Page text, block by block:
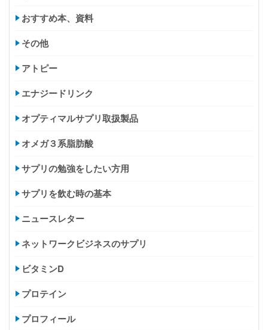
おすすめ本、資料
その他
アトピー
エナジードリンク
オプティマルサプリ取扱製品
オメガ３系脂肪酸
サプリの勉強をしたい方用
サプリを飲む時の基本
ニュースレター
ネットワークビジネスのサプリ
ビタミンD
プロテイン
プロフィール